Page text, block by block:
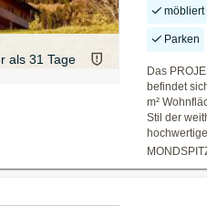
als 31 Tage
möbliert
Parken
Das
befindet
m²
Stil der